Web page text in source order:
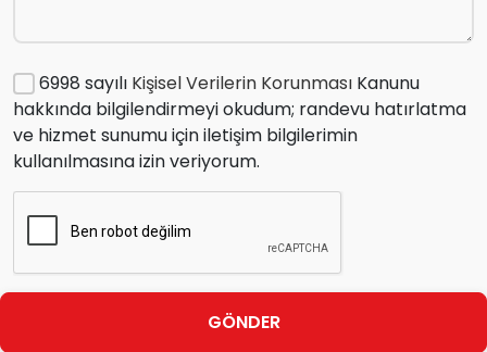
6998 sayılı Kişisel Verilerin Korunması Kanunu
hakkında bilgilendirmeyi okudum; randevu hatırlatma
ve hizmet sunumu için iletişim bilgilerimin
kullanılmasına izin veriyorum.
GÖNDER